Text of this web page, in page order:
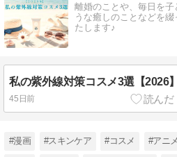
離婚のことや、毎日を
うな癒しのことなどを
たします♪
私の紫外線対策コスメ3選【2026】
45日前
#漫画 #スキンケア #コスメ #アニメ